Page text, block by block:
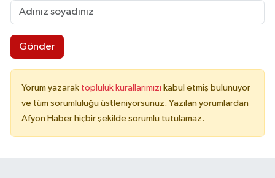
Gönder
Yorum yazarak topluluk kurallarımızı kabul etmiş bulunuyor
ve tüm sorumluluğu üstleniyorsunuz. Yazılan yorumlardan
Afyon Haber hiçbir şekilde sorumlu tutulamaz.